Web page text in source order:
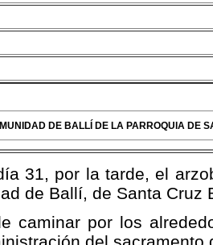
DE BALLÍ DE LA PARROQUIA DE
31, por la tarde, el
de Ballí, de Santa
caminar por los